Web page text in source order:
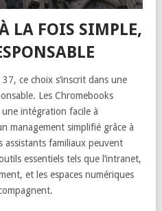
LA FOIS SIMPLE,
ce choix s’inscrit dans une
Les Chromebooks
intégration facile à
management simplifié grâce à
assistants familiaux peuvent
essentiels tels que l’intranet,
et les espaces numériques